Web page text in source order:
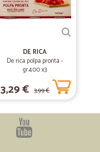
DE RICA
De rica polpa pronta -
gr.400 x3
3,29 € 3,99 €